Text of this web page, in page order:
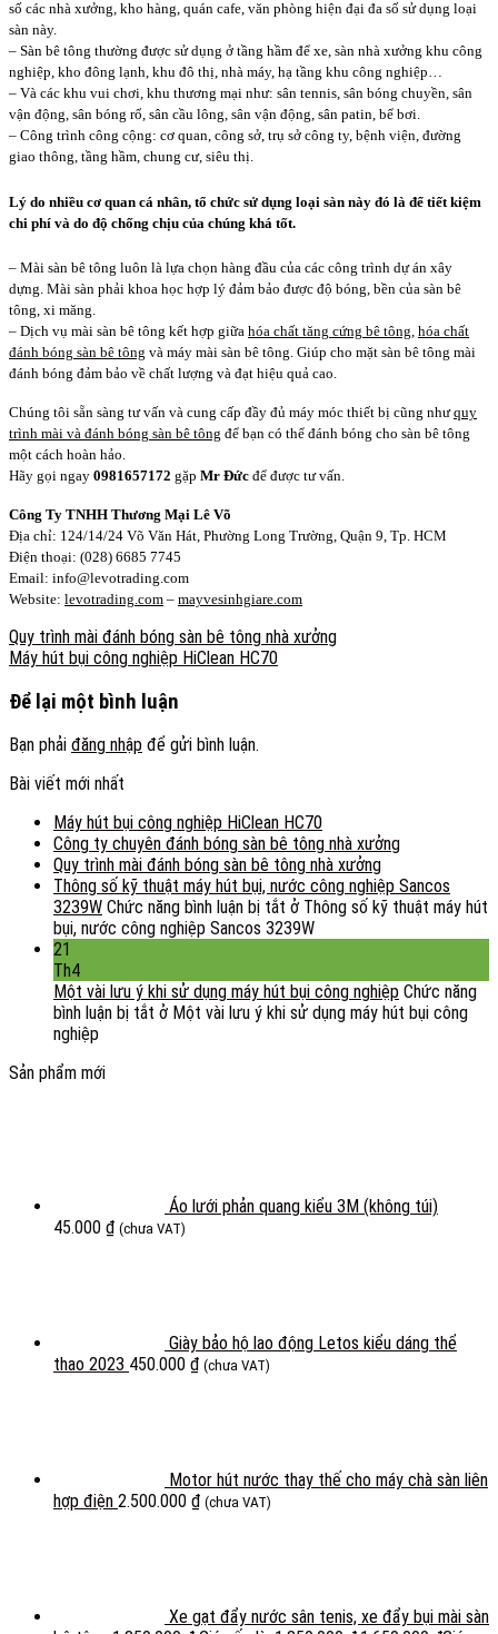
số các nhà xưởng, kho hàng, quán cafe, văn phòng hiện đại đa số sử dụng loại
sàn này.
– Sàn bê tông thường được sử dụng ở tầng hầm để xe, sàn nhà xưởng khu công
nghiệp, kho đông lạnh, khu đô thị, nhà máy, hạ tầng khu công nghiệp…
– Và các khu vui chơi, khu thương mại như: sân tennis, sân bóng chuyền, sân
vận động, sân bóng rổ, sân cầu lông, sân vận động, sân patin, bể bơi.
– Công trình công cộng: cơ quan, công sở, trụ sở công ty, bệnh viện, đường
giao thông, tầng hầm, chung cư, siêu thị.
Lý do nhiều cơ quan cá nhân, tổ chức sử dụng loại sàn này đó là để tiết kiệm
chi phí và do độ chống chịu của chúng khá tốt.
– Mài sàn bê tông luôn là lựa chọn hàng đầu của các công trình dự án xây
dựng. Mài sàn phải khoa học hợp lý đảm bảo được độ bóng, bền của sàn bê
tông, xi măng.
– Dịch vụ mài sàn bê tông kết hợp giữa hóa chất tăng cứng bê tông, hóa chất
đánh bóng sàn bê tông và máy mài sàn bê tông. Giúp cho mặt sàn bê tông mài
đánh bóng đảm bảo về chất lượng và đạt hiệu quả cao.
Chúng tôi sẵn sàng tư vấn và cung cấp đầy đủ máy móc thiết bị cũng nhưquy
trình mài và đánh bóng sàn bê tông để bạn có thể đánh bóng cho sàn bê tông
một cách hoàn hảo.
Hãy gọi ngay 0981657172 gặp Mr Đức để được tư vấn.
Công Ty TNHH Thương Mại Lê Võ
Địa chỉ: 124/14/24 Võ Văn Hát, Phường Long Trường, Quận 9, Tp. HCM
Điện thoại: (028) 6685 7745
Email: info@levotrading.com
Website: levotrading.com – mayvesinhgiare.com
Quy trình mài đánh bóng sàn bê tông nhà xưởng
Máy hút bụi công nghiệp HiClean HC70
Để lại một bình luận
Bạn phải đăng nhập để gửi bình luận.
Bài viết mới nhất
Máy hút bụi công nghiệp HiClean HC70
Công ty chuyên đánh bóng sàn bê tông nhà xưởng
Quy trình mài đánh bóng sàn bê tông nhà xưởng
Thông số kỹ thuật máy hút bụi, nước công nghiệp Sancos
3239W Chức năng bình luận bị tắt ở Thông số kỹ thuật máy hút
bụi, nước công nghiệp Sancos 3239W
21
Th4
Một vài lưu ý khi sử dụng máy hút bụi công nghiệp Chức năng
bình luận bị tắt ở Một vài lưu ý khi sử dụng máy hút bụi công
nghiệp
Sản phẩm mới
Áo lưới phản quang kiểu 3M (không túi)
45.000 ₫ (chưa VAT)
Giày bảo hộ lao động Letos kiểu dáng thể
thao 2023 450.000 ₫ (chưa VAT)
Motor hút nước thay thế cho máy chà sàn liên
hợp điện 2.500.000 ₫ (chưa VAT)
Xe gạt đẩy nước sân tenis, xe đẩy bụi mài sàn